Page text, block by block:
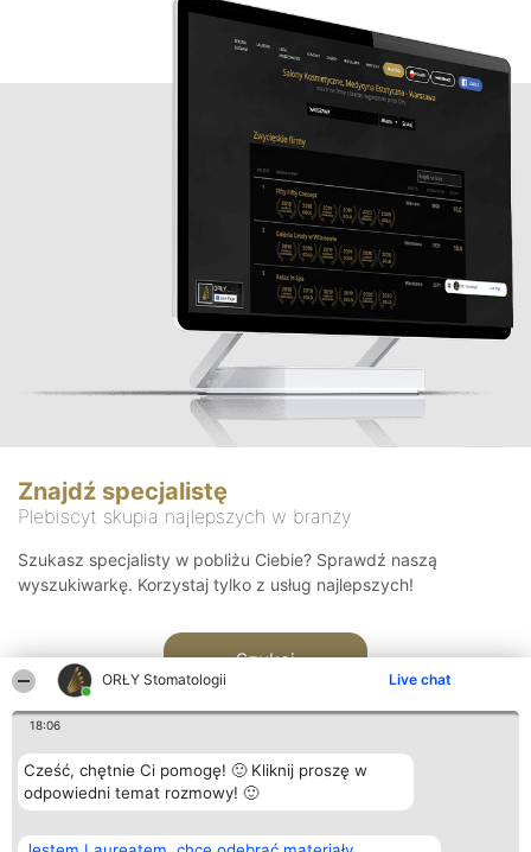
ORŁY Stomatologii Live chat
18:06
Cześć, chętnie Ci pomogę! 🙂 Kliknij proszę w
odpowiedni temat rozmowy! 🙂
Znajdź specjalistę
Plebiscyt skupia najlepszych w branży
Szukasz specjalisty w pobliżu Ciebie? Sprawdź naszą
wyszukiwarkę. Korzystaj tylko z usług najlepszych!
Szukaj
Organizator plebiscytu Plebiscyt Kontakt